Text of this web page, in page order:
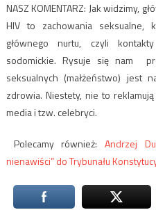
NASZ KOMENTARZ: Jak widzimy,
HIV to zachowania seksualne,
głównego nurtu, czyli
sodomickie. Rysuje się nam
seksualnych (małżeństwo) jest
zdrowia. Niestety, nie to
media i tzw. celebryci.
Polecamy również: Andrzej
nienawiści” do Trybunału